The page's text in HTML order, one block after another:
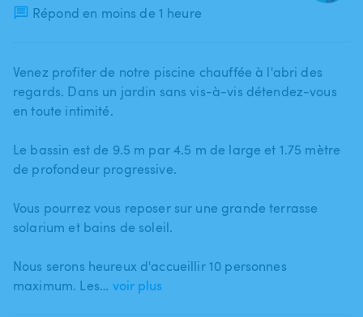
Répond en moins de 1 heure
Venez profiter de notre piscine chauffée à l'abri des
regards. Dans un jardin sans vis-à-vis détendez-vous
en toute intimité.
Le bassin est de 9.5 m par 4.5 m de large et 1.75 mètre
de profondeur progressive.
Vous pourrez vous reposer sur une grande terrasse
solarium et bains de soleil.
Nous serons heureux d'accueillir 10 personnes
maximum. Les… voir plus